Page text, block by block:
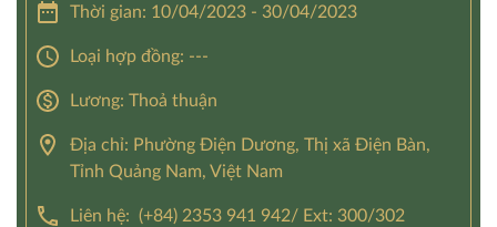
Thời gian: 10/04/2023 - 30/04/2023
Loại hợp đồng: ---
Lương: Thoả thuận
Địa chỉ: Phường Điện Dương, Thị xã Điện Bàn,
Tỉnh Quảng Nam, Việt Nam
Liên hệ: (+84) 2353 941 942/ Ext: 300/302